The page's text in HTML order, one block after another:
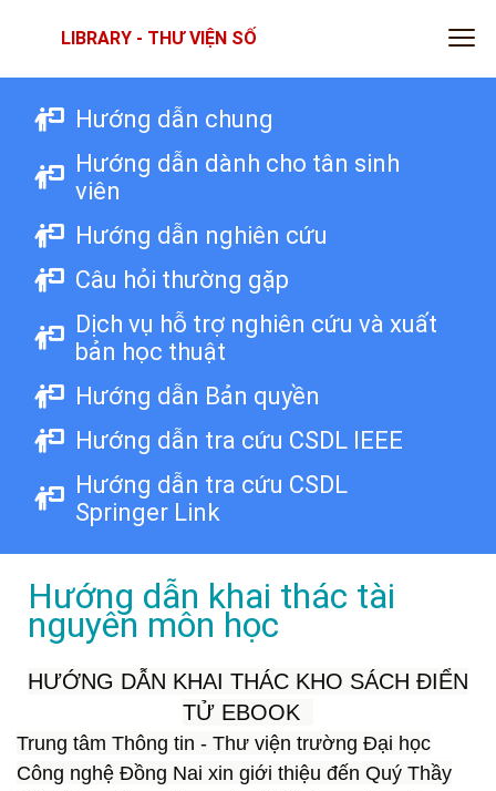
LIBRARY - THƯ VIỆN SỐ
Hướng dẫn chung
Hướng dẫn dành cho tân sinh
viên
Hướng dẫn nghiên cứu
Câu hỏi thường gặp
Dịch vụ hỗ trợ nghiên cứu và xuất
bản học thuật
Hướng dẫn Bản quyền
Hướng dẫn tra cứu CSDL IEEE
Hướng dẫn tra cứu CSDL
Springer Link
Hướng dẫn khai thác tài
nguyên môn học
HƯỚNG DẪN KHAI THÁC KHO SÁCH ĐIỂN
TỬ EBOOK
Trung tâm Thông tin - Thư viện trường Đại học
Công nghệ Đồng Nai xin giới thiệu đến Quý Thầy